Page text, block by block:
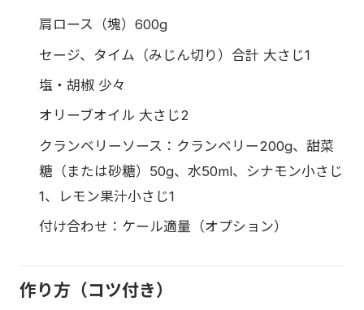
肩ロース（塊）600g
セージ、タイム（みじん切り）合計 大さじ1
塩・胡椒 少々
オリーブオイル 大さじ2
クランベリーソース：クランベリー200g、甜菜
糖（または砂糖）50g、水50ml、シナモン小さじ
1、レモン果汁小さじ1
付け合わせ：ケール適量（オプション）
作り方（コツ付き）